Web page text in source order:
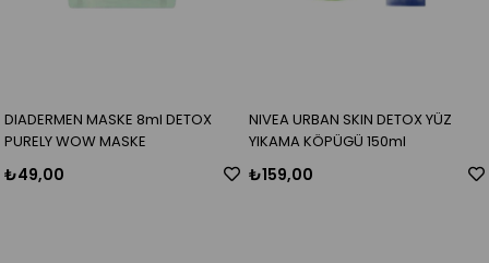
DIADERMEN MASKE 8ml DETOX
PURELY WOW MASKE
₺49,00
NIVEA URBAN SKIN DETOX YÜZ
YIKAMA KÖPÜGÜ 150ml
₺159,00